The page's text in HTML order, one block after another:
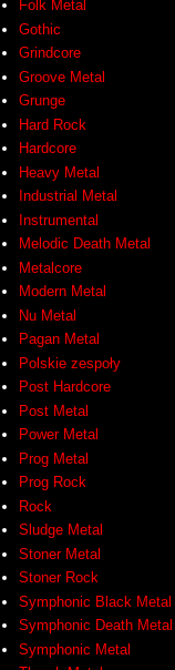
Folk Metal
Gothic
Grindcore
Groove Metal
Grunge
Hard Rock
Hardcore
Heavy Metal
Industrial Metal
Instrumental
Melodic Death Metal
Metalcore
Modern Metal
Nu Metal
Pagan Metal
Polskie zespoły
Post Hardcore
Post Metal
Power Metal
Prog Metal
Prog Rock
Rock
Sludge Metal
Stoner Metal
Stoner Rock
Symphonic Black Metal
Symphonic Death Metal
Symphonic Metal